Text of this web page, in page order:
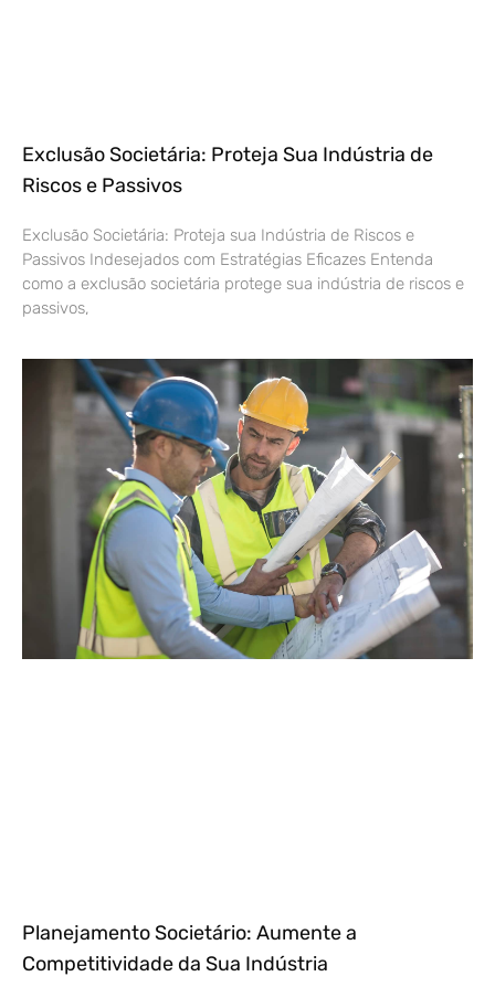
Exclusão Societária: Proteja Sua Indústria de
Riscos e Passivos
Exclusão Societária: Proteja sua Indústria de Riscos e
Passivos Indesejados com Estratégias Eficazes Entenda
como a exclusão societária protege sua indústria de riscos e
passivos,
Planejamento Societário: Aumente a
Competitividade da Sua Indústria